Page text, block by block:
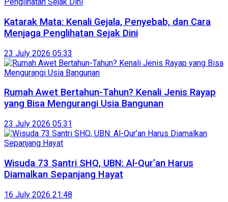
Katarak Mata: Kenali Gejala, Penyebab, dan Cara
Menjaga Penglihatan Sejak Dini
23 July 2026 05:33
Rumah Awet Bertahun-Tahun? Kenali Jenis Rayap
yang Bisa Mengurangi Usia Bangunan
23 July 2026 05:31
Wisuda 73 Santri SHQ, UBN: Al-Qur’an Harus
Diamalkan Sepanjang Hayat
16 July 2026 21:48